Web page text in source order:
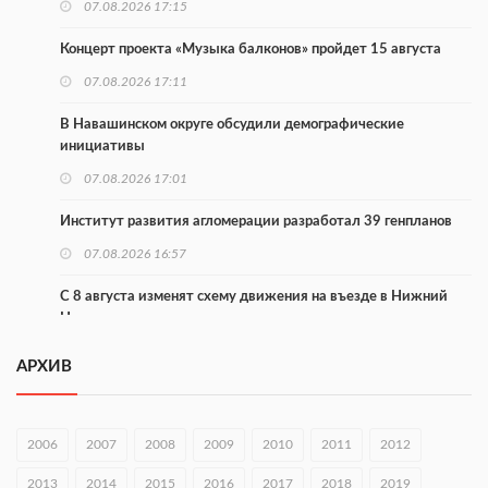
07.08.2026 17:15
Концерт проекта «Музыка балконов» пройдет 15 августа
07.08.2026 17:11
В Навашинском округе обсудили демографические
инициативы
07.08.2026 17:01
Институт развития агломерации разработал 39 генпланов
07.08.2026 16:57
С 8 августа изменят схему движения на въезде в Нижний
Новгород
В Нижегородской области прошло заседание АТК и
07.08.2026 14:54
АРХИВ
2006 2007 2008 2009 2010 2011 2012
2013 2014 2015 2016 2017 2018 2019